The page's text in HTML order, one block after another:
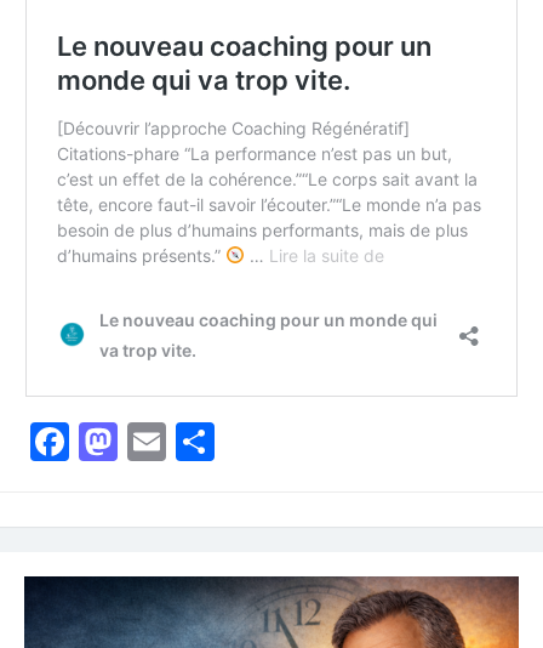
Facebook
Mastodon
Email